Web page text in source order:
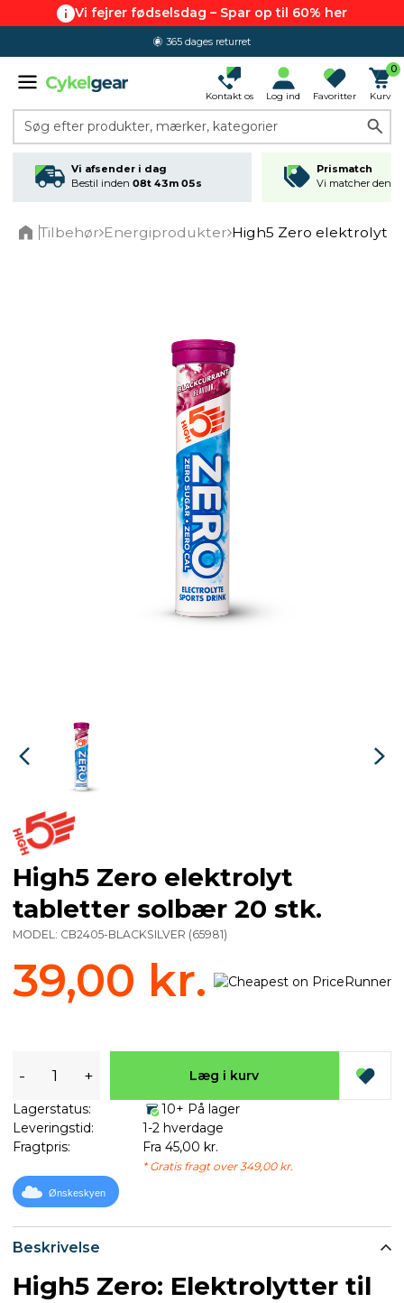
Vi fejrer fødselsdag – Spar op til 60% her
365 dages returret
Kontakt os Log ind Favoritter
0
Kurv
Søg efter produkter, mærker, kategorier
Vi afsender i dag
Bestil inden 08t 43m 04s
Prismatch
Vi matcher den
Tilbehør Energiprodukter High5 Zero elektrolyt
Beskrivelse
High5 Zero: Elektrolytter til
High5 Zero elektrolyt
tabletter solbær 20 stk.
MODEL: CB2405-BLACKSILVER (65981)
39,00 kr.
- + Læg i kurv
Lagerstatus:
10+ På lager
Leveringstid:
1-2 hverdage
Fragtpris:
Fra 45,00 kr.
* Gratis fragt over 349,00 kr.
Ønskeskyen